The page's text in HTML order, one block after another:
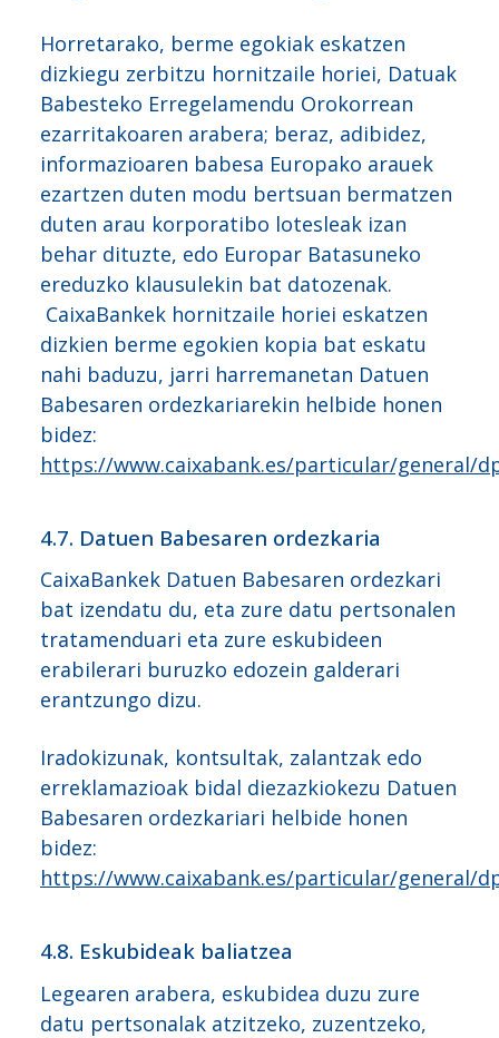
Horretarako, berme egokiak eskatzen
dizkiegu zerbitzu hornitzaile horiei, Datuak
Babesteko Erregelamendu Orokorrean
ezarritakoaren arabera; beraz, adibidez,
informazioaren babesa Europako arauek
ezartzen duten modu bertsuan bermatzen
duten arau korporatibo lotesleak izan
behar dituzte, edo Europar Batasuneko
ereduzko klausulekin bat datozenak.
CaixaBankek hornitzaile horiei eskatzen
dizkien berme egokien kopia bat eskatu
nahi baduzu, jarri harremanetan Datuen
Babesaren ordezkariarekin helbide honen
bidez:
https://www.caixabank.es/particular/general/
4.7. Datuen Babesaren ordezkaria
CaixaBankek Datuen Babesaren ordezkari
bat izendatu du, eta zure datu pertsonalen
tratamenduari eta zure eskubideen
erabilerari buruzko edozein galderari
erantzungo dizu.
Iradokizunak, kontsultak, zalantzak edo
erreklamazioak bidal diezazkiokezu Datuen
Babesaren ordezkariari helbide honen
bidez:
https://www.caixabank.es/particular/general/
4.8. Eskubideak baliatzea
Legearen arabera, eskubidea duzu zure
datu pertsonalak atzitzeko, zuzentzeko,